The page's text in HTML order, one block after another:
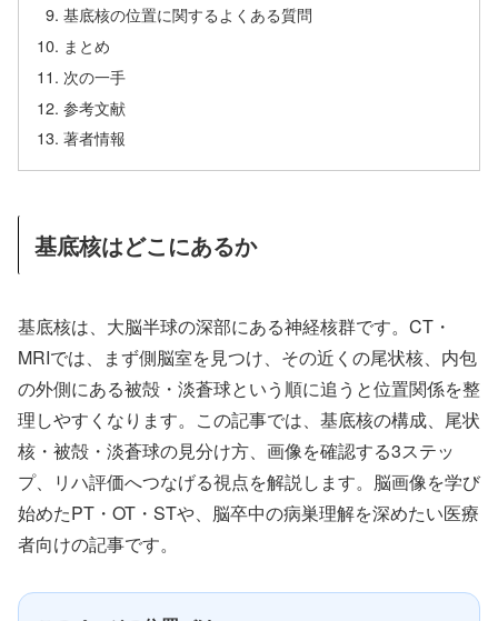
基底核の位置に関するよくある質問
まとめ
次の一手
参考文献
著者情報
基底核はどこにあるか
基底核は、大脳半球の深部にある神経核群です。CT・
MRIでは、まず側脳室を見つけ、その近くの尾状核、内包
の外側にある被殻・淡蒼球という順に追うと位置関係を整
理しやすくなります。この記事では、基底核の構成、尾状
核・被殻・淡蒼球の見分け方、画像を確認する3ステッ
プ、リハ評価へつなげる視点を解説します。脳画像を学び
始めたPT・OT・STや、脳卒中の病巣理解を深めたい医療
者向けの記事です。